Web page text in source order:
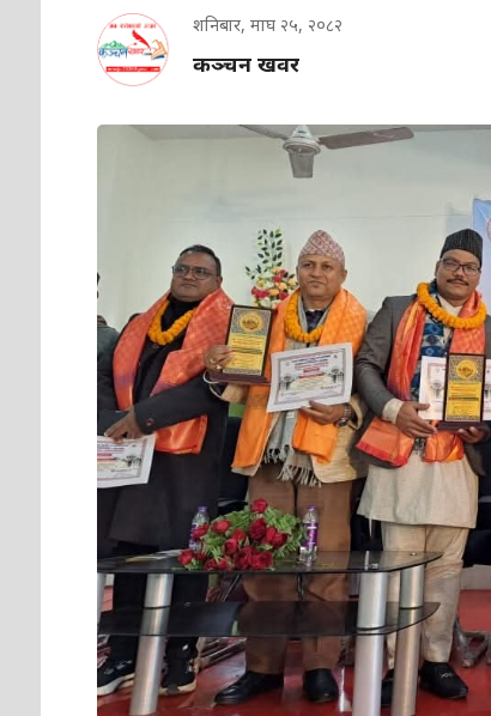
शनिबार, माघ २५, २०८२
कञ्चन खवर